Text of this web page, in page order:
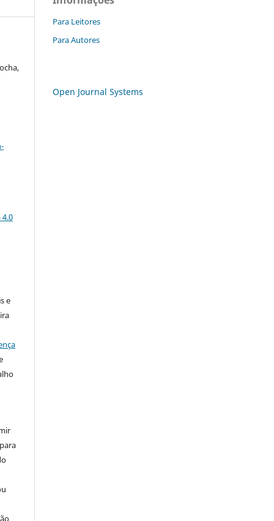
e
Para Leitores
Para Autores
Open Journal Systems